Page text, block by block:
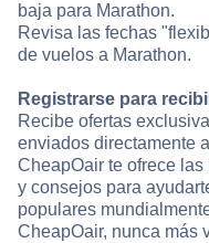
baja para Marathon.
Revisa las fechas
de vuelos a Marathon.
Registrarse para
Recibe ofertas
enviados directamente
CheapOair te ofrece
y consejos para
populares
CheapOair, nunca más